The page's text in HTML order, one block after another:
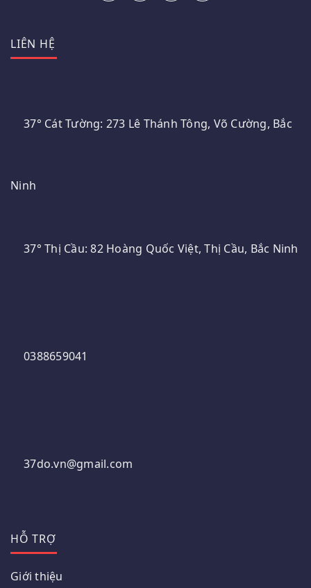
LIÊN HỆ
37° Cát Tường: 273 Lê Thánh Tông, Võ Cường, Bắc
Ninh
37° Thị Cầu: 82 Hoàng Quốc Việt, Thị Cầu, Bắc Ninh
0388659041
37do.vn@gmail.com
HỖ TRỢ
Giới thiệu